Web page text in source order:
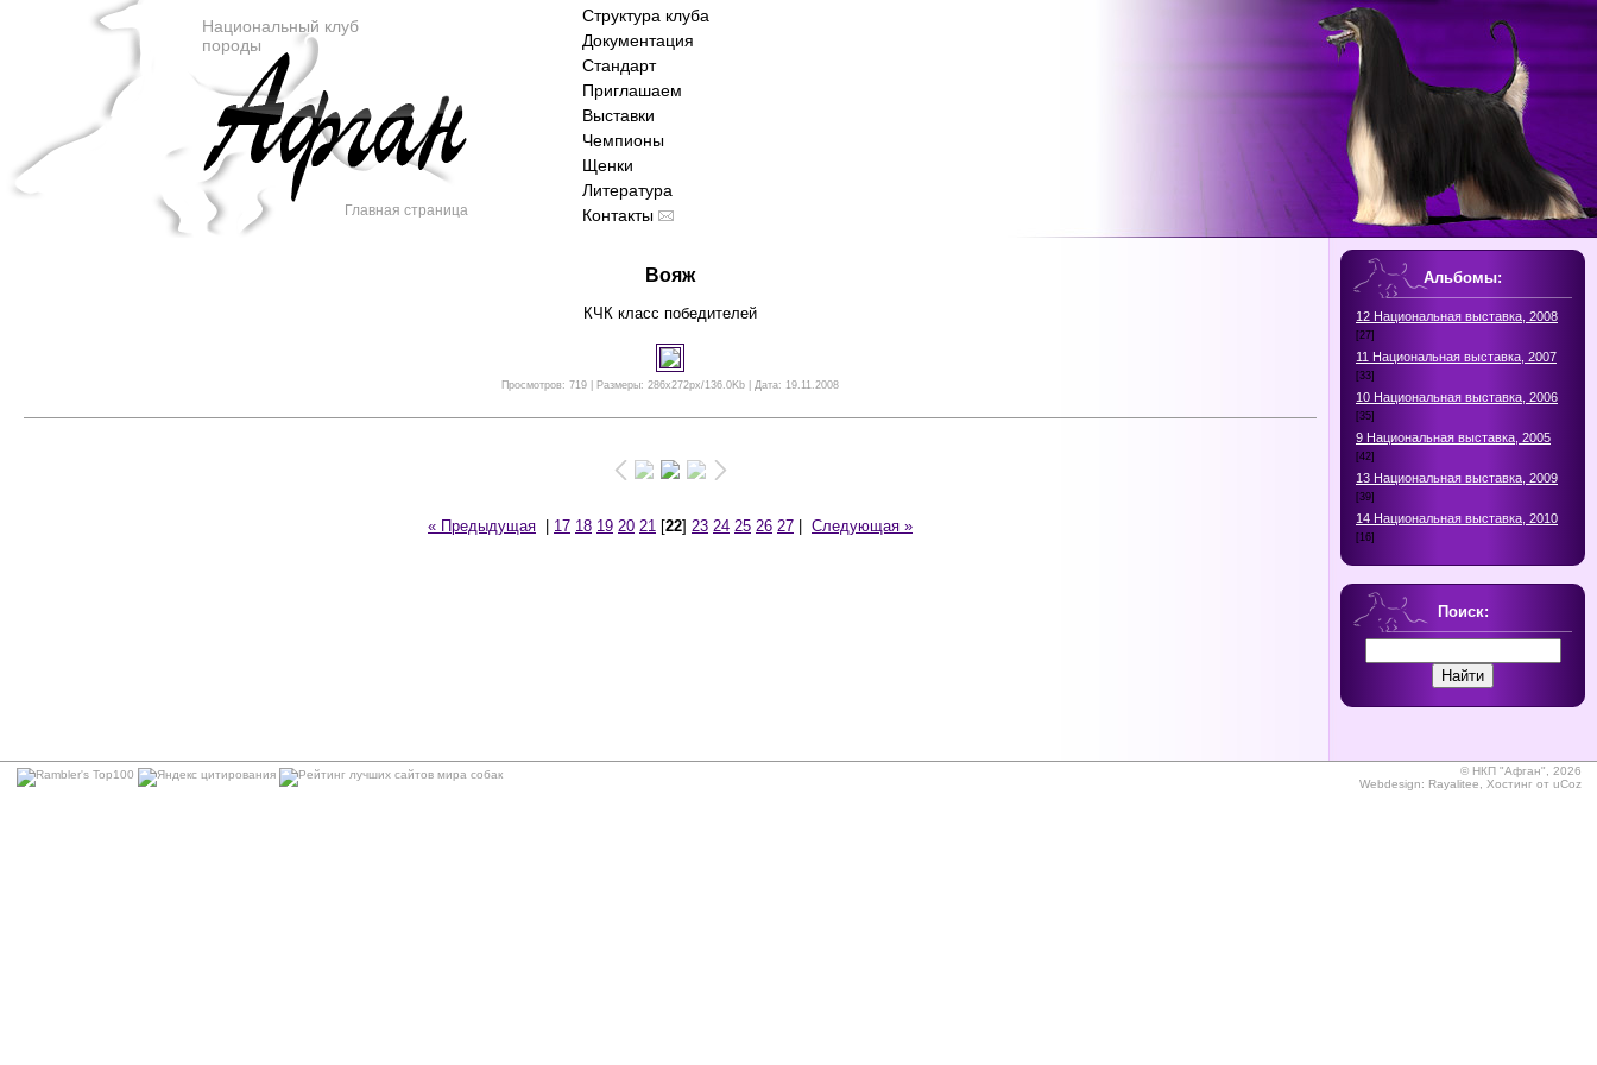
Национальный клуб
породы
Главная страница
Структура клуба
Документация
Стандарт
Приглашаем
Выставки
Чемпионы
Щенки
Литература
Контакты
Вояж
КЧК класс победителей
Просмотров: 719 | Размеры: 286x272px/136.0Kb | Дата: 19.11.2008
« Предыдущая 17 18 19 20 21 [22] 23 24 25 26 27 Следующая »
Альбомы:
12 Национальная выставка, 2008
[27]
11 Национальная выставка, 2007
[33]
10 Национальная выставка, 2006
[35]
9 Национальная выставка, 2005
[42]
13 Национальная выставка, 2009
[39]
14 Национальная выставка, 2010
[16]
Поиск:
©НКП "Афган", 2026
Webdesign: Rayalitee Хостинг от uCoz